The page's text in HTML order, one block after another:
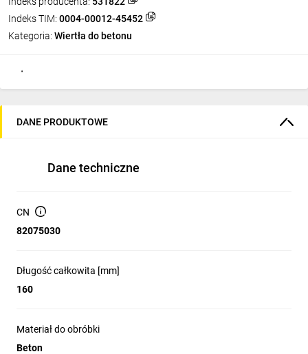
Indeks TIM: 0004-00012-45452
Kategoria: Wiertła do betonu
DANE PRODUKTOWE
Dane techniczne
CN
82075030
Długość całkowita [mm]
160
Materiał do obróbki
Beton